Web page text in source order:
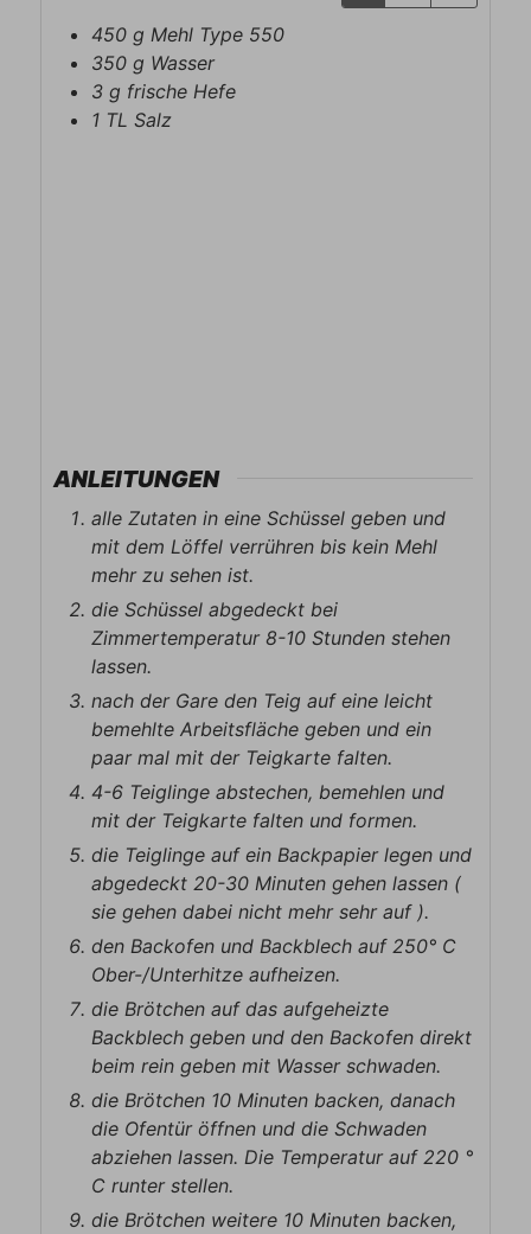
450 g Mehl Type 550
350 g Wasser
3 g frische Hefe
1 TL Salz
ANLEITUNGEN
alle Zutaten in eine Schüssel geben und
mit dem Löffel verrühren bis kein Mehl
mehr zu sehen ist.
die Schüssel abgedeckt bei
Zimmertemperatur 8-10 Stunden stehen
lassen.
nach der Gare den Teig auf eine leicht
bemehlte Arbeitsfläche geben und ein
paar mal mit der Teigkarte falten.
4-6 Teiglinge abstechen, bemehlen und
mit der Teigkarte falten und formen.
die Teiglinge auf ein Backpapier legen und
abgedeckt 20-30 Minuten gehen lassen (
sie gehen dabei nicht mehr sehr auf ).
den Backofen und Backblech auf 250° C
Ober-/Unterhitze aufheizen.
die Brötchen auf das aufgeheizte
Backblech geben und den Backofen direkt
beim rein geben mit Wasser schwaden.
die Brötchen 10 Minuten backen, danach
die Ofentür öffnen und die Schwaden
abziehen lassen. Die Temperatur auf 220 °
C runter stellen.
die Brötchen weitere 10 Minuten backen,